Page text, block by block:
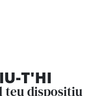
T'HI
teu dispositiu